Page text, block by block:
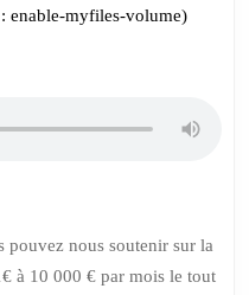
enable-myfiles-volume)
pouvez nous soutenir sur la
à 10 000 € par mois le tout